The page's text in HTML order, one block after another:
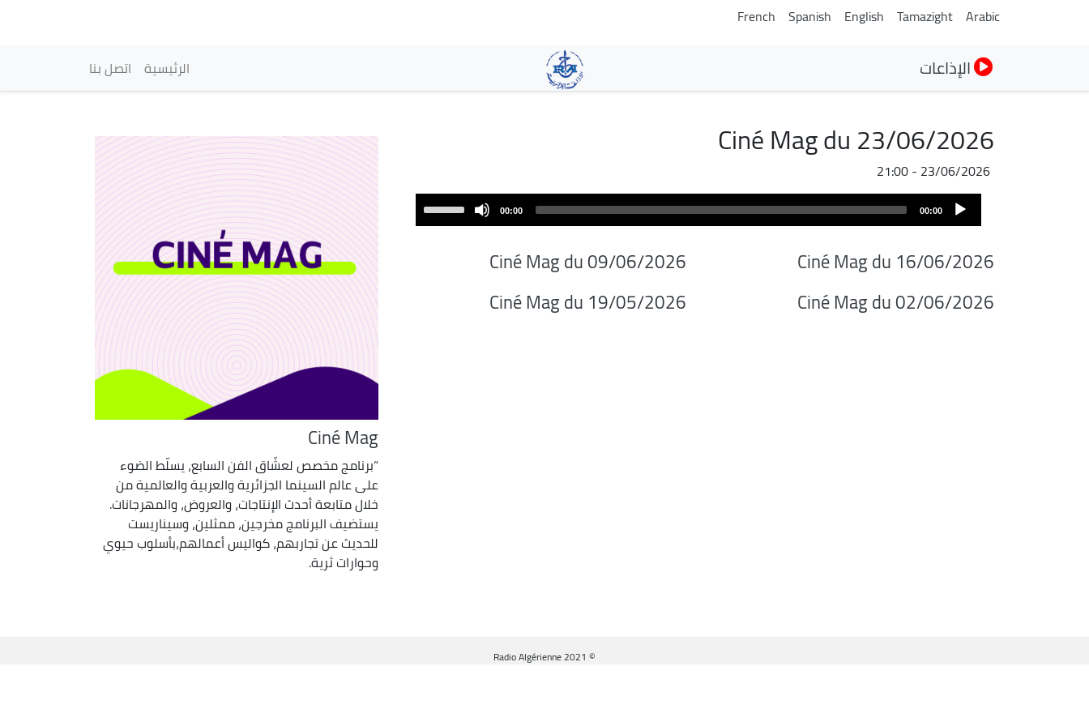
Arabic
Tamazight
English
Spanish
French
الإذاعات principale
الرئيسية اتصل بنا
Ciné Mag du 23/06/2026
23/06/2026 - 21:00
Audio
Player
00:00
00:00
Up/Down
decrease
Ciné Mag du 16/06/2026
Ciné Mag du 09/06/2026
Ciné Mag du 02/06/2026
Ciné Mag du 19/05/2026
Ciné Mag
“برنامج مخصص لعشّاق الفن السابع، يسلّط الضوء
على عالم السينما الجزائرية والعربية والعالمية من
خلال متابعة أحدث الإنتاجات، والعروض، والمهرجانات.
يستضيف البرنامج مخرجين، ممثلين، وسيناريست
للحديث عن تجاربهم، كواليس أعمالهم،بأسلوب حيوي
وحوارات ثرية.
© Radio Algérienne 2021